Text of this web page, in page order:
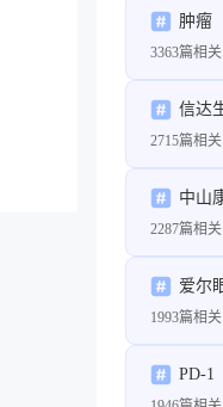
肿瘤
3363篇相关
2715篇相关
2287篇相关
1993篇相关
PD-1